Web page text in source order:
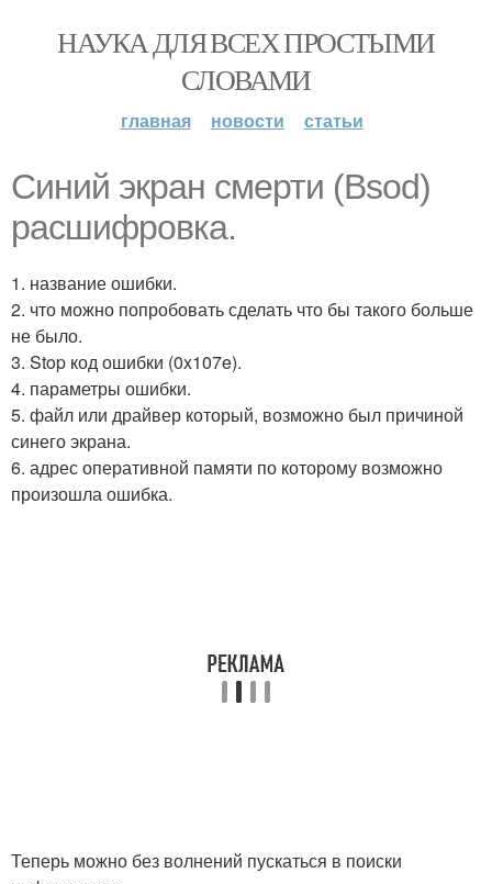
НАУКА ДЛЯ ВСЕХ ПРОСТЫМИ
СЛОВАМИ
главная новости статьи
Синий экран смерти (Bsod)
расшифровка.
1. название ошибки.
2. что можно попробовать сделать что бы такого больше
не было.
3. Stop код ошибки (0x107e).
4. параметры ошибки.
5. файл или драйвер который, возможно был причиной
синего экрана.
6. адрес оперативной памяти по которому возможно
произошла ошибка.
Теперь можно без волнений пускаться в поиски